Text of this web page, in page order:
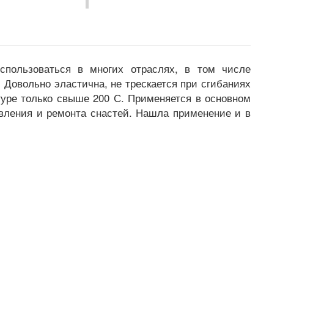
в многих отраслях, в том числе
эластична, не трескается при сгибаниях
только свыше 200 С. Применяется в основном
и ремонта снастей. Нашла применение и в